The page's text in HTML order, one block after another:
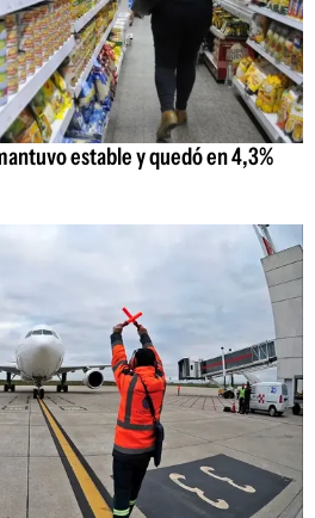
estable y quedó en 4,3%